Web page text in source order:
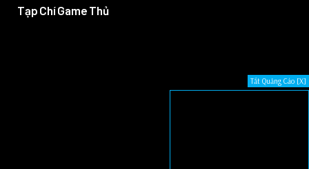
Tạp Chí Game Thủ
Tắt Quảng Cáo [X]